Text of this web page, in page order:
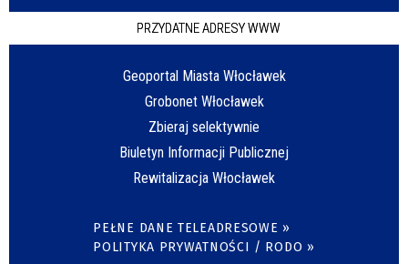
PRZYDATNE ADRESY WWW
Geoportal Miasta Włocławek
Grobonet Włocławek
Zbieraj selektywnie
Biuletyn Informacji Publicznej
Rewitalizacja Włocławek
PEŁNE DANE TELEADRESOWE »
POLITYKA PRYWATNOŚCI / RODO »